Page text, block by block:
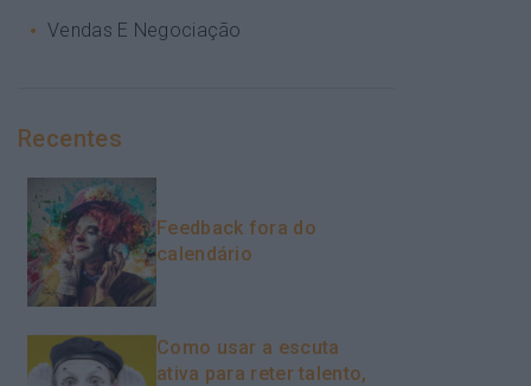
Vendas E Negociação
Recentes
Feedback fora do
calendário
Como usar a escuta
ativa para reter talento,